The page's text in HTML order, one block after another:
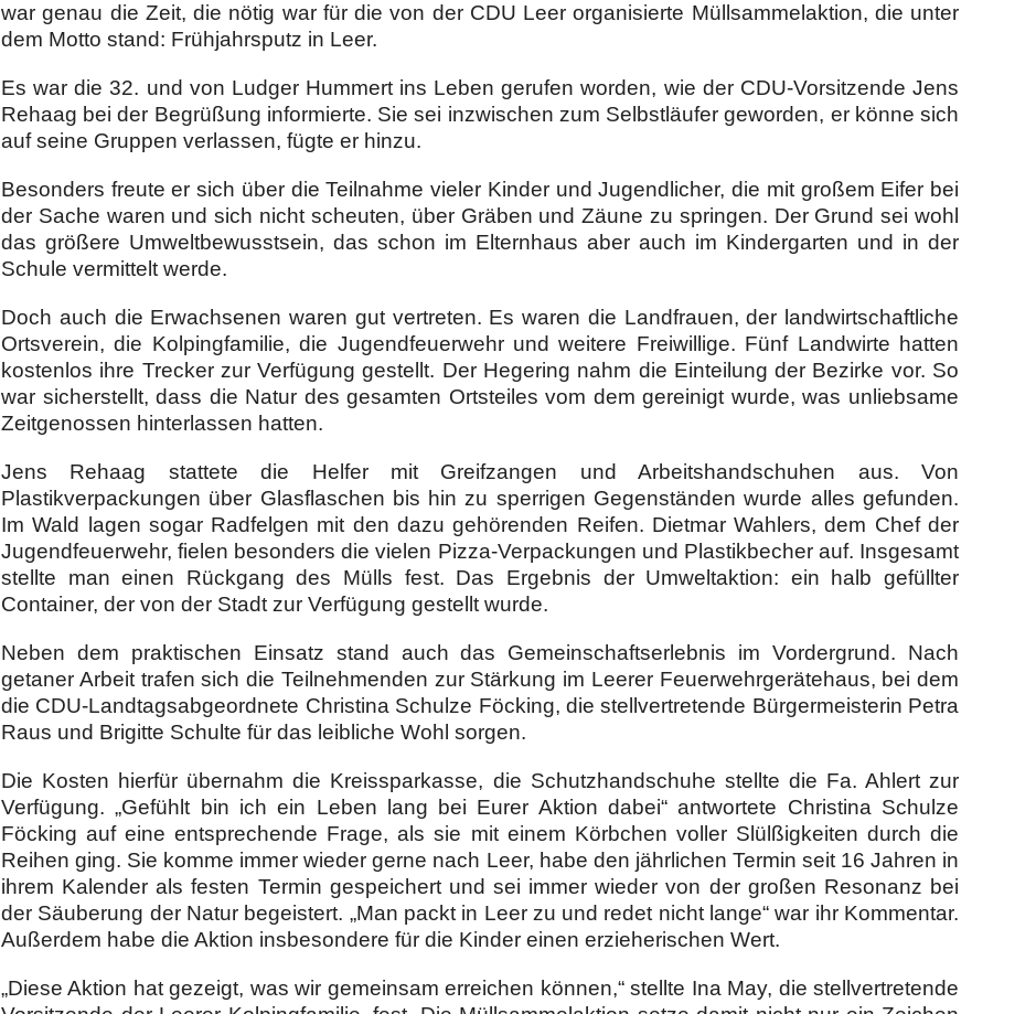
war genau die Zeit, die nötig war für die von der CDU Leer organisierte Müllsammelaktion, die unter
dem Motto stand: Frühjahrsputz in Leer.
Es war die 32. und von Ludger Hummert ins Leben gerufen worden, wie der CDU-Vorsitzende Jens
Rehaag bei der Begrüßung informierte. Sie sei inzwischen zum Selbstläufer geworden, er könne sich
auf seine Gruppen verlassen, fügte er hinzu.
Besonders freute er sich über die Teilnahme vieler Kinder und Jugendlicher, die mit großem Eifer bei
der Sache waren und sich nicht scheuten, über Gräben und Zäune zu springen. Der Grund sei wohl
das größere Umweltbewusstsein, das schon im Elternhaus aber auch im Kindergarten und in der
Schule vermittelt werde.
Doch auch die Erwachsenen waren gut vertreten. Es waren die Landfrauen, der landwirtschaftliche
Ortsverein, die Kolpingfamilie, die Jugendfeuerwehr und weitere Freiwillige. Fünf Landwirte hatten
kostenlos ihre Trecker zur Verfügung gestellt. Der Hegering nahm die Einteilung der Bezirke vor. So
war sicherstellt, dass die Natur des gesamten Ortsteiles vom dem gereinigt wurde, was unliebsame
Zeitgenossen hinterlassen hatten.
Jens Rehaag stattete die Helfer mit Greifzangen und Arbeitshandschuhen aus. Von
Plastikverpackungen über Glasflaschen bis hin zu sperrigen Gegenständen wurde alles gefunden.
Im Wald lagen sogar Radfelgen mit den dazu gehörenden Reifen. Dietmar Wahlers, dem Chef der
Jugendfeuerwehr, fielen besonders die vielen Pizza-Verpackungen und Plastikbecher auf. Insgesamt
stellte man einen Rückgang des Mülls fest. Das Ergebnis der Umweltaktion: ein halb gefüllter
Container, der von der Stadt zur Verfügung gestellt wurde.
Neben dem praktischen Einsatz stand auch das Gemeinschaftserlebnis im Vordergrund. Nach
getaner Arbeit trafen sich die Teilnehmenden zur Stärkung im Leerer Feuerwehrgerätehaus, bei dem
die CDU-Landtagsabgeordnete Christina Schulze Föcking, die stellvertretende Bürgermeisterin Petra
Raus und Brigitte Schulte für das leibliche Wohl sorgen.
Die Kosten hierfür übernahm die Kreissparkasse, die Schutzhandschuhe stellte die Fa. Ahlert zur
Verfügung. „Gefühlt bin ich ein Leben lang bei Eurer Aktion dabei“ antwortete Christina Schulze
Föcking auf eine entsprechende Frage, als sie mit einem Körbchen voller Slülßigkeiten durch die
Reihen ging. Sie komme immer wieder gerne nach Leer, habe den jährlichen Termin seit 16 Jahren in
ihrem Kalender als festen Termin gespeichert und sei immer wieder von der großen Resonanz bei
der Säuberung der Natur begeistert. „Man packt in Leer zu und redet nicht lange“ war ihr Kommentar.
Außerdem habe die Aktion insbesondere für die Kinder einen erzieherischen Wert.
„Diese Aktion hat gezeigt, was wir gemeinsam erreichen können,“ stellte Ina May, die stellvertretende